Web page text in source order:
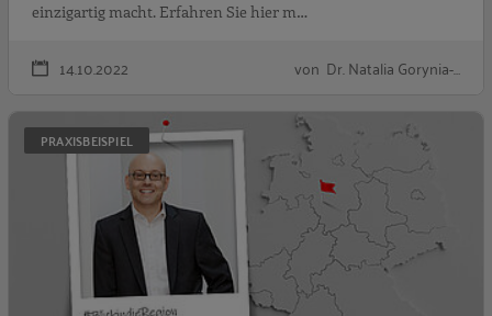
einzigartig macht. Erfahren Sie hier m…
14.10.2022 von Dr. Natalia Gorynia-…
PRAXISBEISPIEL